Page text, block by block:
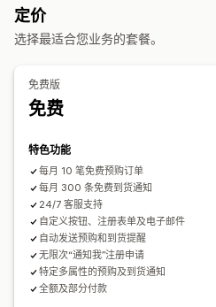
按钮
订单限制 供货日期 多属性
存款 部分付款
混合购物车
缺货
分析和报告
定价
选择最适合您业务的套餐。
免费版
免费
特色功能
每月 10 笔免费预购订单
每月 300 条免费到货通知
24/7 客服支持
自定义按钮、注册表单及电子邮件
自动发送预购和到货提醒
无限次“通知我”注册申请
特定多属性的预购及到货通知
全额及部分付款